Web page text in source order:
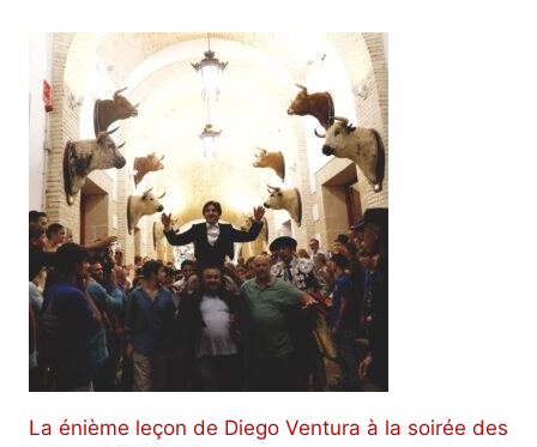
La énième leçon de Diego Ventura à la soirée des